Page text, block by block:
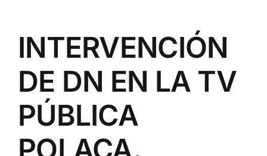
INTERVENCIÓN
DE DN EN LA TV
PÚBLICA